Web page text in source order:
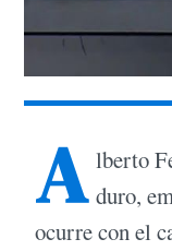
A lberto
duro,
ocurre con el